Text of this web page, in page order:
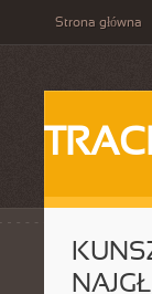
Strona główna